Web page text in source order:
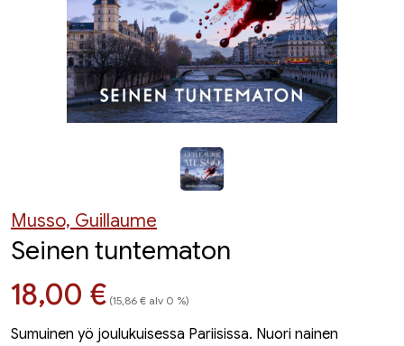
Musso, Guillaume
Seinen tuntematon
Hinta nyt
18,00 € (15,86 € alv 0 %)
Sumuinen yö joulukuisessa Pariisissa. Nuori nainen